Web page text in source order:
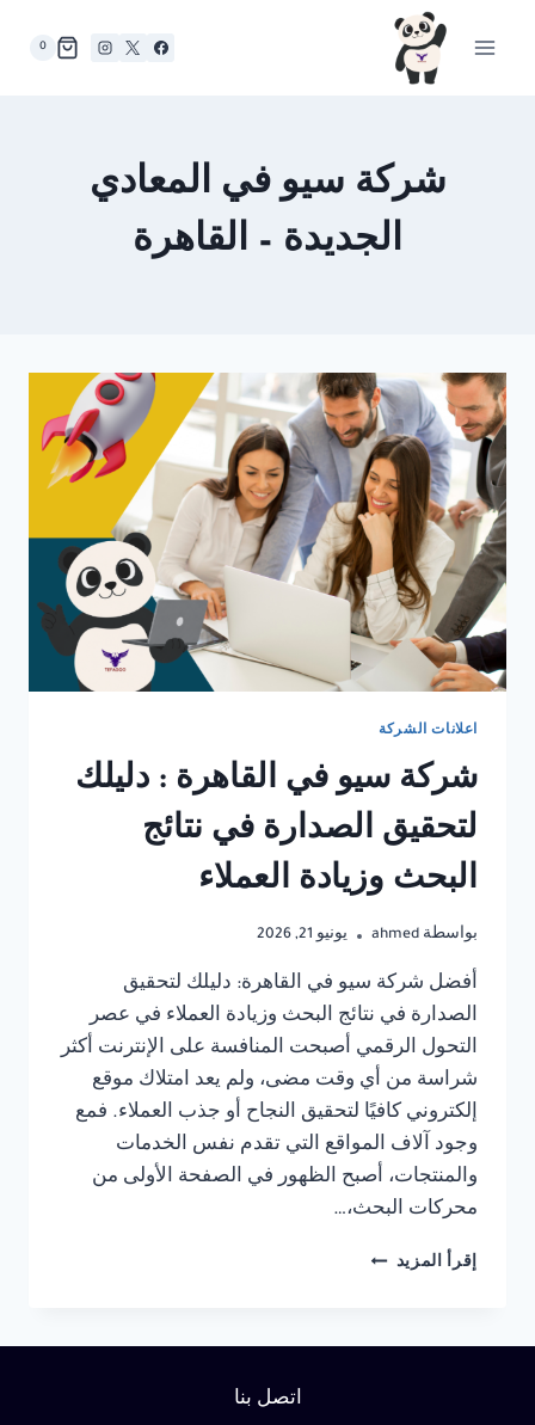
0
شركة سيو في المعادي
الجديدة – القاهرة
اعلانات الشركة
شركة سيو في القاهرة : دليلك
لتحقيق الصدارة في نتائج
البحث وزيادة العملاء
بواسطة ahmed يونيو 21, 2026
أفضل شركة سيو في القاهرة: دليلك لتحقيق
الصدارة في نتائج البحث وزيادة العملاء في عصر
التحول الرقمي أصبحت المنافسة على الإنترنت أكثر
شراسة من أي وقت مضى، ولم يعد امتلاك موقع
إلكتروني كافيًا لتحقيق النجاح أو جذب العملاء. فمع
وجود آلاف المواقع التي تقدم نفس الخدمات
والمنتجات، أصبح الظهور في الصفحة الأولى من
محركات البحث،…
إقرأ المزيد شركة
اتصل بنا